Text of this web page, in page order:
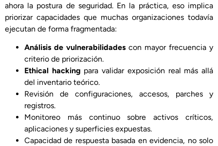
ahora la postura de seguridad. En la práctica, eso implica
priorizar capacidades que muchas organizaciones todavía
ejecutan de forma fragmentada:
Análisis de vulnerabilidades con mayor frecuencia y
criterio de priorización.
Ethical hacking para validar exposición real más allá
del inventario teórico.
Revisión de configuraciones, accesos, parches y
registros.
Monitoreo más continuo sobre activos críticos,
aplicaciones y superficies expuestas.
Capacidad de respuesta basada en evidencia, no solo